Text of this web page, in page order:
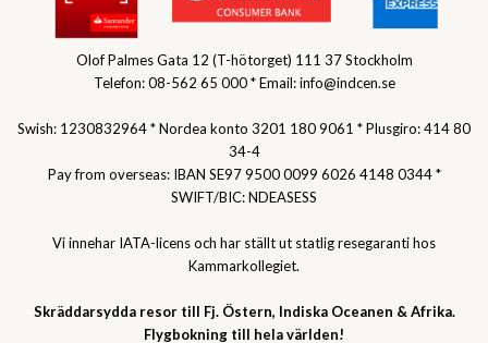
Olof Palmes Gata 12 (T-hötorget) 111 37 Stockholm
Telefon: 08-562 65 000 * Email: info@indcen.se
Swish: 1230832964 * Nordea konto 3201 180 9061 * Plusgiro: 414 80
34-4
Pay from overseas: IBAN SE97 9500 0099 6026 4148 0344 *
SWIFT/BIC: NDEASESS
Vi innehar IATA-licens och har ställt ut statlig resegaranti hos
Kammarkollegiet.
Skräddarsydda resor till Fj. Östern, Indiska Oceanen & Afrika.
Flygbokning till hela världen!